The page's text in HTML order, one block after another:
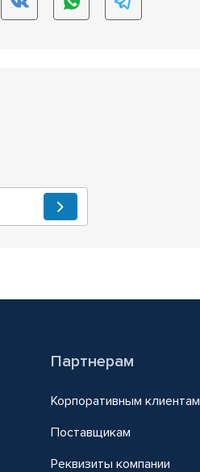
Партнерам
Корпоративным клиентам
Поставщикам
Реквизиты компании